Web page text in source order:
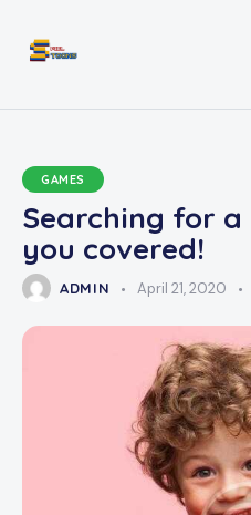
GAMES
Searching for a
you covered!
ADMIN April 21, 2020